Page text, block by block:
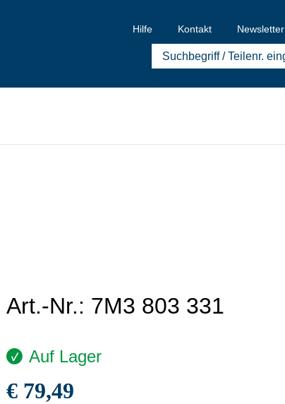
Hilfe Kontakt Newsletter
Art.-Nr.: 7M3 803 331
Auf Lager
€ 79,49